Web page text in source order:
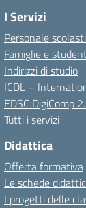
I Servizi
Personale
Famiglie e
Indirizzi di studio
ICDL –
EDSC DigiComp
Tutti i servizi
Didattica
Offerta formativa
Le schede
I progetti delle